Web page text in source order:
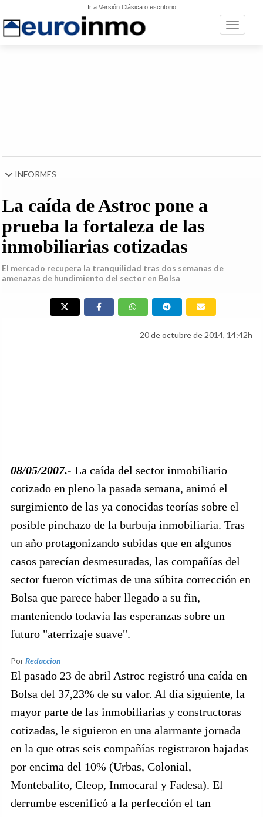
Ir a Versión Clásica o escritorio
Toggle
INFORMES
La caída de Astroc pone a
prueba la fortaleza de las
inmobiliarias cotizadas
El mercado recupera la tranquilidad tras dos semanas de
amenazas de hundimiento del sector en Bolsa
20 de octubre de 2014, 14:42h
08/05/2007.- La caída del sector inmobiliario
cotizado en pleno la pasada semana, animó el
surgimiento de las ya conocidas teorías sobre el
posible pinchazo de la burbuja inmobiliaria. Tras
un año protagonizando subidas que en algunos
casos parecían desmesuradas, las compañías del
sector fueron víctimas de una súbita corrección en
Bolsa que parece haber llegado a su fin,
manteniendo todavía las esperanzas sobre un
futuro "aterrizaje suave".
PorRedaccion
El pasado 23 de abril Astroc registró una caída en
Bolsa del 37,23% de su valor. Al día siguiente, la
mayor parte de las inmobiliarias y constructoras
cotizadas, le siguieron en una alarmante jornada
en la que otras seis compañías registraron bajadas
por encima del 10% (Urbas, Colonial,
Montebalito, Cleop, Inmocaral y Fadesa). El
derrumbe escenificó a la perfección el tan